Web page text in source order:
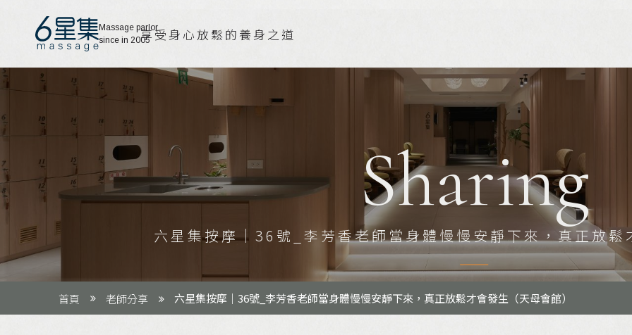
Massage parlor
since in 2005享受身心放鬆的養身之道
聯絡我們
會員登入 會員註冊
六星集按摩｜36號_李芳香老師當身體慢慢安靜下來，真正放
Sharing
首頁 老師分享 六星集按摩｜36號_李芳香老師當身體慢慢安靜下來，真正放鬆才會發生（天母會館）